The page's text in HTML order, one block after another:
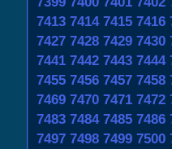
7413 7414 7415 7416
7427 7428 7429 7430
7441 7442 7443 7444
7455 7456 7457 7458
7469 7470 7471 7472
7483 7484 7485 7486
7497 7498 7499 7500